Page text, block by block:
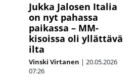
Jukka Jalosen Italia
on nyt pahassa
paikassa – MM-
kisoissa oli yllättävä
ilta
Vinski Virtanen | 20.05.2026
07:26